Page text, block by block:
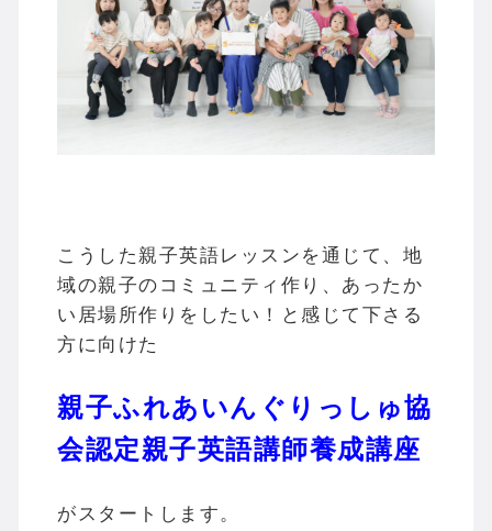
こうした親子英語レッスンを通じて、地
域の親子のコミュニティ作り、あったか
い居場所作りをしたい！と感じて下さる
方に向けた
親子ふれあいんぐりっしゅ協
会認定親子英語講師養成講座
がスタートします。